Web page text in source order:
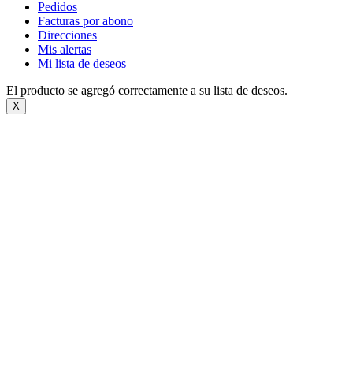
Pedidos
Facturas por abono
Direcciones
Mis alertas
Mi lista de deseos
El producto se agregó correctamente a su lista de deseos.
X